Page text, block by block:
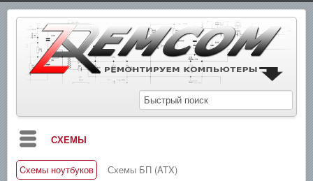
СХЕМЫ
БЛОГ
Cхемы ноутбуков Схемы БП (ATX)